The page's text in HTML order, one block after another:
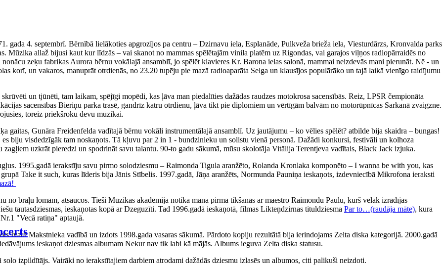
gada 4. septembrī. Bērnībā lielākoties apgrozījos pa centru – Dzirnavu iela, Esplanāde, Pulkveža brieža iela, Viesturdārzs, Kronvalda parks
Mūzika allaž bijusi kaut kur līdzās – vai skanot no mammas spēlētajām vinila platēm uz Rigondas, vai garajos viļņos radiopārraidēs no
zeķu fabrikas Aurora bērnu vokālajā ansamblī, jo spēlēt klavieres Kr. Barona ielas salonā, mammai neizdevās mani pierunāt. Nē - un
korī, un vakaros, manuprāt otrdienās, no 23.20 tupēju pie mazā radioaparāta Selga un klausījos populārāko un tajā laikā vienīgo raidījumu
un tjūnēti, tam laikam, spējīgi mopēdi, kas ļāva man piedalīties dažādas raudzes motokrosa sacensībās. Reiz, LPSR čempionāta
sacensības Bieriņu parka trasē, gandrīz katru otrdienu, ļāva tikt pie diplomiem un vērtīgām balvām no motorūpnīcas Sarkanā zvaigzne.
toreiz priekšroku devu mūzikai.
gaitas, Gunāra Freidenfelda vadītajā bērnu vokāli instrumentālajā ansamblī. Uz jautājumu – ko vēlies spēlēt? atbilde bija skaidra – bungas!
biju visdedzīgāk tam noskaņots. Tā kļuvu par 2 in 1 - bundzinieku un solistu vienā personā. Dažādi konkursi, festivāli un kolhoza
uzkrāt pieredzi un spodrināt savu talantu. 90-to gadu sākumā, mūsu skolotāja Vitālija Terentjeva vadītais, Black Jack izjuka.
1995.gadā ierakstīju savu pirmo solodziesmu – Raimonda Tigula aranžēto, Rolanda Kronlaka komponēto – I wanna be with you, kas
Take it such, kuras līderis bija Jānis Stībelis. 1997.gadā, Jāņa aranžēts, Normunda Pauniņa ieskaņots, izdevniecībā Mikrofona ieraksti
brāļu lomām, atsaucos. Tieši Mūzikas akadēmijā notika mana pirmā tikšanās ar maestro Raimondu Paulu, kurš vēlāk izrādījās
tautasdziesmas, ieskaņotas kopā ar Dzeguzīti. Tad 1996.gadā ieskaņotā, filmas Likteņdzirnas tituldziesma Par to…(raudāja māte), kura
"Vecā ratiņa" aptaujā.
Ivara Makstnieka vadībā un izdots 1998.gada vasaras sākumā. Pārdoto kopiju rezultātā bija ierindojams Zelta diska kategorijā. 2000.gadā
ieskaņot dziesmas albumam Nekur nav tik labi kā mājās. Albums ieguva Zelta diska statusu.
izpildītājs. Vairāki no ierakstītajiem darbiem atrodami dažādās dziesmu izlasēs un albumos, citi palikuši neizdoti.